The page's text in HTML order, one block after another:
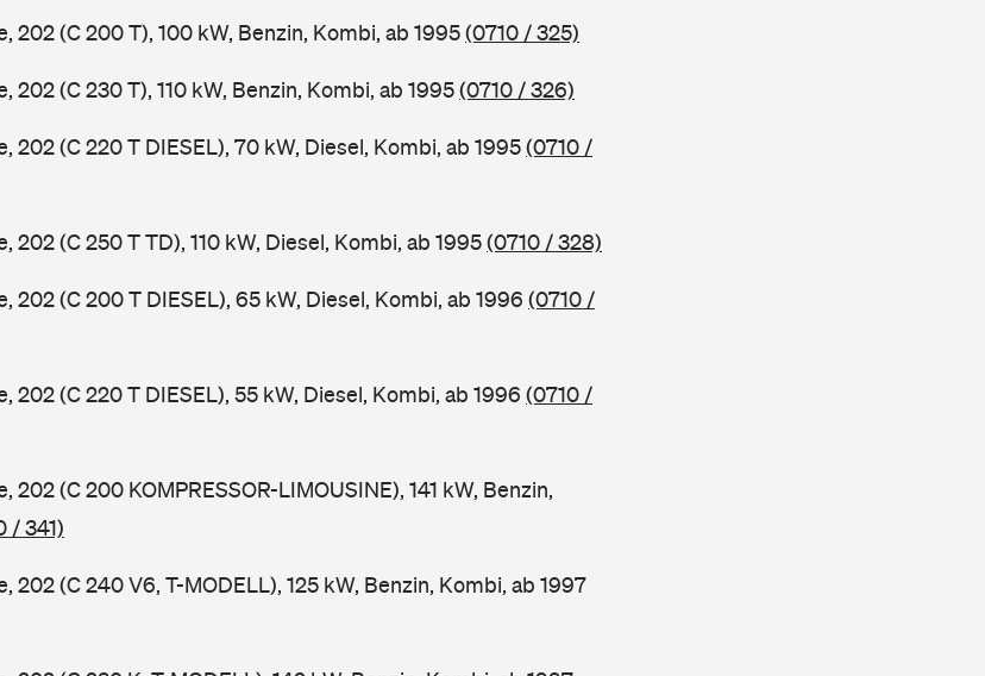
202 (C 200 T), 100 kW, Benzin, Kombi, ab 1995(0710 / 325)
202 (C 230 T), 110 kW, Benzin, Kombi, ab 1995(0710 / 326)
202 (C 220 T DIESEL), 70 kW, Diesel, Kombi, ab 1995(0710 /
202 (C 250 T TD), 110 kW, Diesel, Kombi, ab 1995(0710 / 328)
202 (C 200 T DIESEL), 65 kW, Diesel, Kombi, ab 1996 (0710 /
202 (C 220 T DIESEL), 55 kW, Diesel, Kombi, ab 1996 (0710 /
(C 200 KOMPRESSOR-LIMOUSINE), 141 kW, Benzin,
/ 341)
202 (C 240 V6, T-MODELL), 125 kW, Benzin, Kombi, ab 1997